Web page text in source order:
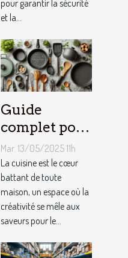
pour garantir la sécurité
et la...
Guide
complet pour
choisir le
meilleur
équipement
de cuisine
Mar. 13/05/2025 11h
La cuisine est le cœur
battant de toute
maison, un espace où la
créativité se mêle aux
saveurs pour le...